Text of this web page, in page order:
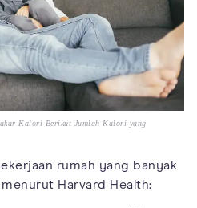
Kalori Berikut Jumlah Kalori yang
rumah yang banyak
Harvard Health: